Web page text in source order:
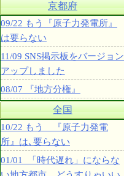
京都府
09/22 もう『原子力発電所』
は要らない
11/09 SNS掲示板をバージョン
アップしました
08/07 『地方分権』
全国
10/22 もう 『原子力発電
所』は､要らない
01/01 「時代遅れ」にならな